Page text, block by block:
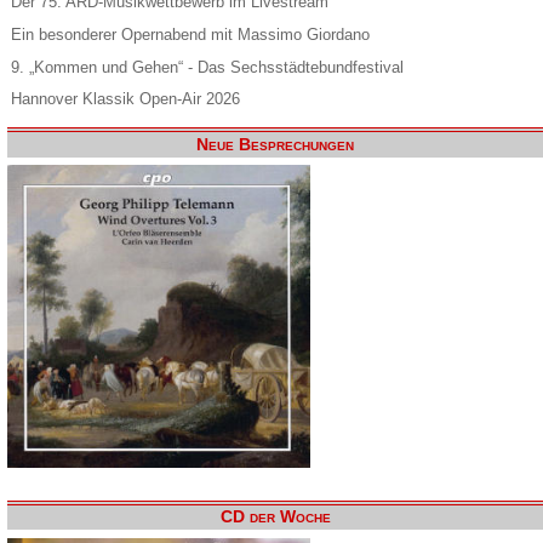
Ein besonderer Opernabend mit Massimo Giordano
9. „Kommen und Gehen“ - Das Sechsstädtebundfestival
Hannover Klassik Open-Air 2026
Neue Besprechungen
CD der Woche